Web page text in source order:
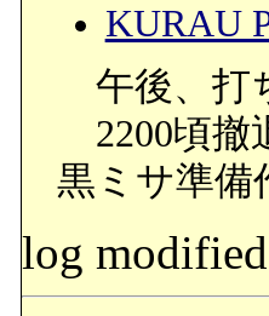
KURAU
午後、打
2200頃撤
黒ミサ準備
log